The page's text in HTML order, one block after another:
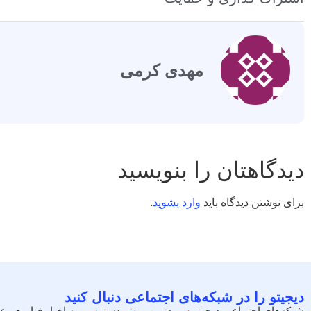
مهدی کرمی
دیدگاهتان را بنویسید
برای نوشتن دیدگاه باید وارد بشوید.
دیجیتو را در شبکه‌های اجتماعی دنبال کنید